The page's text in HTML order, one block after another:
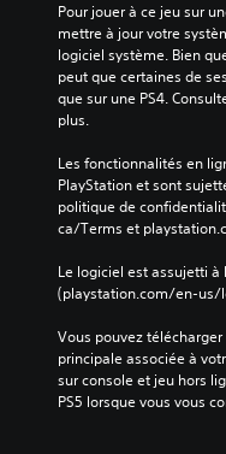
Pour jouer à ce jeu sur
mettre à jour votre
logiciel système. Bien
peut que certaines de
que sur une PS4.
plus.
Les fonctionnalités en
PlayStation et sont
politique de
ca/Terms et
Le logiciel est assujetti
(playstation.com/en-
Vous pouvez
principale associée à
sur console et jeu hors
PS5 lorsque vous vous